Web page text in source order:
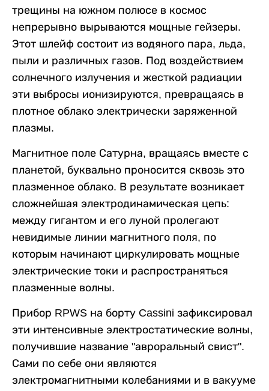
трещины на южном полюсе в космос
непрерывно вырываются мощные гейзеры.
Этот шлейф состоит из водяного пара, льда,
пыли и различных газов. Под воздействием
солнечного излучения и жесткой радиации
эти выбросы ионизируются, превращаясь в
плотное облако электрически заряженной
плазмы.
Магнитное поле Сатурна, вращаясь вместе с
планетой, буквально проносится сквозь это
плазменное облако. В результате возникает
сложнейшая электродинамическая цепь:
между гигантом и его луной пролегают
невидимые линии магнитного поля, по
которым начинают циркулировать мощные
электрические токи и распространяться
плазменные волны.
Прибор RPWS на борту Cassini зафиксировал
эти интенсивные электростатические волны,
получившие название "авроральный свист".
Сами по себе они являются
электромагнитными колебаниями и в вакууме